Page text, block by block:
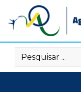
content